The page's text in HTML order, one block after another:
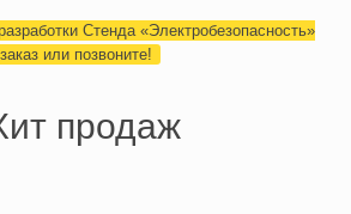
Стенда «Электробезопасность»
или позвоните!
продаж